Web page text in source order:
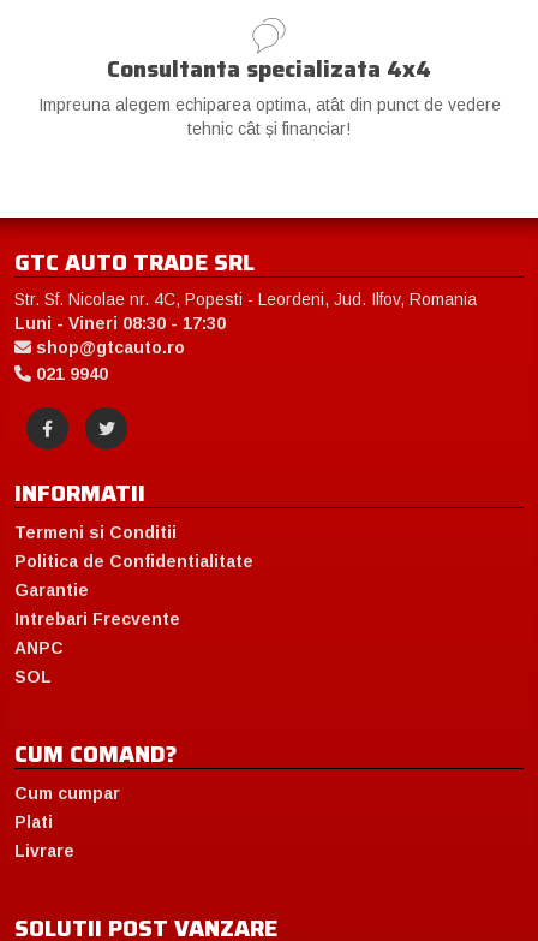
Consultanta specializata 4x4
Impreuna alegem echiparea optima, atât din punct de vedere
tehnic cât și financiar!
GTC AUTO TRADE SRL
Str. Sf. Nicolae nr. 4C, Popesti - Leordeni, Jud. Ilfov, Romania
Luni - Vineri 08:30 - 17:30
shop@gtcauto.ro
021 9940
INFORMATII
Termeni si Conditii
Politica de Confidentialitate
Garantie
Intrebari Frecvente
ANPC
SOL
CUM COMAND?
Cum cumpar
Plati
Livrare
SOLUTII POST VANZARE